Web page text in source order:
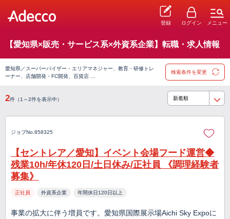
登録 ログイン メニュー
【愛知県×販売・サービス系×外資系企業】転職・求人情報
愛知県／スーパーバイザー・エリアマネジャー、教育・研修トレ
ーナー、店舗開発・FC開発、百貨店 …
検索条件を変更
2件（1～2件を表示中）
ジョブNo.858325
【セントレア／愛知】イベント会場フード運営◆
残業10h/年休120日/土日休み/正社員 《調理経験者
募集》
正社員 外資系企業 年間休日120日以上
事業の拡大に伴う増員です。愛知県国際展示場Aichi Sky Expoに